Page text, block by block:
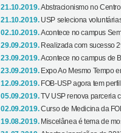
21.10.2019.Abstracionismo no
21.10.2019. USP seleciona
02.10.2019.Acontece no campus
29.09.2019. Realizada com sucesso
23.09.2019.Acontece no campus de
23.09.2019. Expo Ao Mesmo Tempo
12.09.2019. FOB-USP agora tem
05.09.2019.TV USP renova parceria
02.09.2019.Curso de Medicina da
19.08.2019. Miscelânea é tema de